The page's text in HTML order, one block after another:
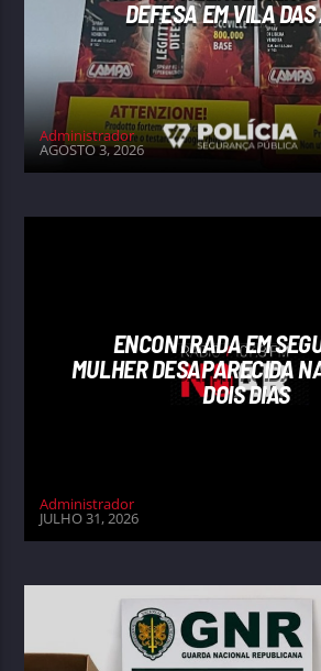
DEFESA EM VILA DAS
Administrador
AGOSTO 3, 2026
ENCONTRADA EM
MULHER DESAPARECIDA
DOIS DIAS
Administrador
JULHO 31, 2026